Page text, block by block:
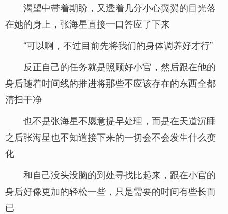
渴望中带着期盼，又透着几分小心翼翼的目光落
在她的身上，张海星直接一口答应了下来
“可以啊，不过目前先将我们的身体调养好才行”
反正自己的任务就是照顾好小官，然后跟在他的
身后随着时间线的推进将那些不应该存在的东西全都
清扫干净
也不是张海星不愿意提早处理，而是在天道沉睡
之后张海星也不知道接下来的一切会不会发生什么变
化
和自己没头没脑的到处寻找比起来，跟在小官的
身后好像更加的轻松一些，只是需要的时间有些长而
已